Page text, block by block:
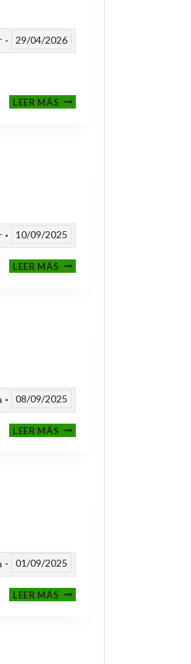
29/04/2026
LEER MÁSFASE
CLASIFICATORIA
10/09/2025
LEER MÁSCALENDARIO
TEMPORADA
08/09/2025
LEER MÁSIII
MEMORIAL
01/09/2025
LEER MÁSVI
MEMORIAL